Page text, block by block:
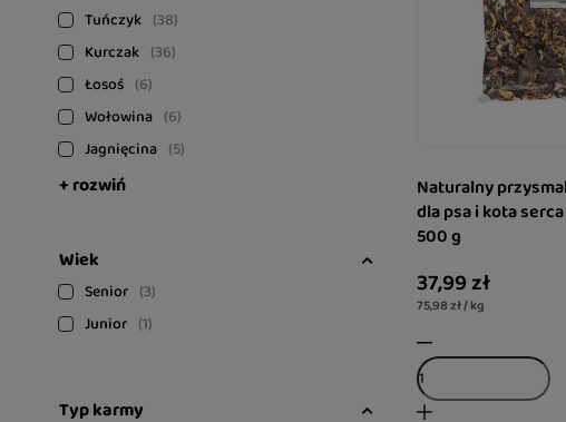
Tuńczyk
38
Kurczak
36
Łosoś
6
Wołowina
6
Jagnięcina
5
+ rozwiń
Wiek
Senior
3
Junior
1
Typ karmy
Naturalny
dla psa i kota
500 g
37,99 zł
75,98 zł / kg